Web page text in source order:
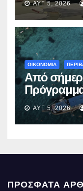
γίνεται
ΑΥΓ 5, 2026
ΟΙΚΟΝΟΜΙΑ
Από
Όλους
η ΑΥΓ 5, 2026
ΠΡΌΣΦΑΤΑ